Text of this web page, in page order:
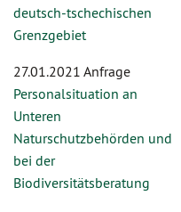
deutsch-tschechischen
Grenzgebiet
27.01.2021 Anfrage
Personalsituation an
Unteren
Naturschutzbehörden und
bei der
Biodiversitätsberatung